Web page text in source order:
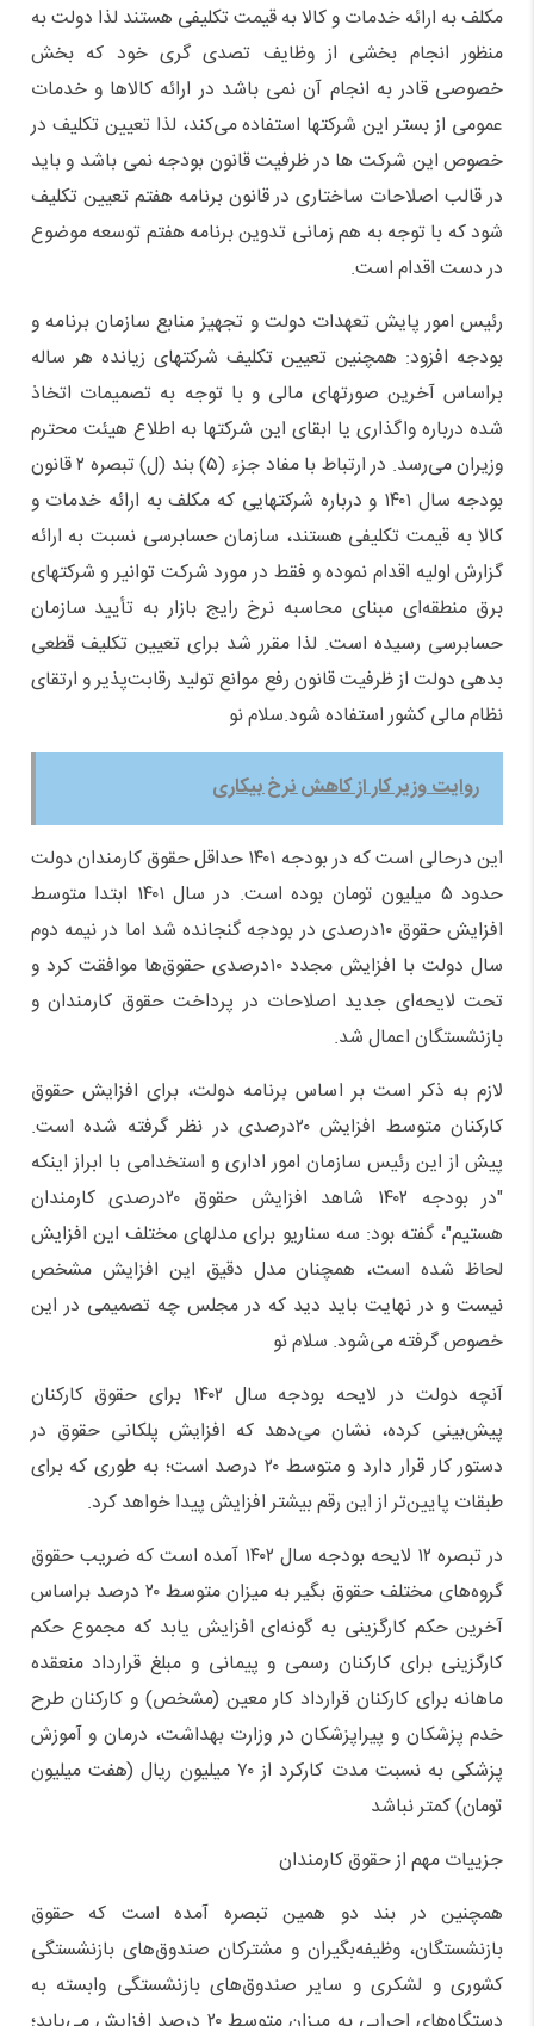
مکلف به ارائه خدمات و کالا به قیمت تکلیفی هستند لذا دولت به
منظور انجام بخشی از وظایف تصدی گری خود که بخش
خصوصی قادر به انجام آن نمی باشد در ارائه کالاها و خدمات
عمومی از بستر این شرکتها استفاده می‌کند، لذا تعیین تکلیف در
خصوص این شرکت ها در ظرفیت قانون بودجه نمی باشد و باید
در قالب اصلاحات ساختاری در قانون برنامه هفتم تعیین تکلیف
شود که با توجه به هم زمانی تدوین برنامه هفتم توسعه موضوع
در دست اقدام است.
رئیس امور پایش تعهدات دولت و تجهیز منابع سازمان برنامه و
بودجه افزود: همچنین تعیین تکلیف شرکتهای زیانده هر ساله
براساس آخرین صورتهای مالی و با توجه به تصمیمات اتخاذ
شده درباره واگذاری یا ابقای این شرکتها به اطلاع هیئت محترم
وزیران می‌رسد. در ارتباط با مفاد جزء (۵) بند (ل) تبصره ۲ قانون
بودجه سال ۱۴۰۱ و درباره شرکتهایی که مکلف به ارائه خدمات و
کالا به قیمت تکلیفی هستند، سازمان حسابرسی نسبت به ارائه
گزارش اولیه اقدام نموده و فقط در مورد شرکت توانیر و شرکتهای
برق منطقه‌ای مبنای محاسبه نرخ رایج بازار به تأیید سازمان
حسابرسی رسیده است. لذا مقرر شد برای تعیین تکلیف قطعی
بدهی دولت از ظرفیت قانون رفع موانع تولید رقابت‌پذیر و ارتقای
نظام مالی کشور استفاده شود.سلام نو
روایت وزیر کار از کاهش نرخ بیکاری
این درحالی است که در بودجه ۱۴۰۱ حداقل حقوق کارمندان دولت
حدود ۵ میلیون تومان بوده است. در سال ۱۴۰۱ ابتدا متوسط
افزایش حقوق ۱۰درصدی در بودجه گنجانده شد اما در نیمه دوم
سال دولت با افزایش مجدد ۱۰درصدی حقوق‌ها موافقت کرد و
تحت لایحه‌ای جدید اصلاحات در پرداخت حقوق کارمندان و
بازنشستگان اعمال شد.
لازم به ذکر است بر اساس برنامه دولت، برای افزایش حقوق
کارکنان متوسط افزایش ۲۰درصدی در نظر گرفته شده است.
پیش از این رئیس سازمان امور اداری و استخدامی با ابراز اینکه
"در بودجه ۱۴۰۲ شاهد افزایش حقوق ۲۰درصدی کارمندان
هستیم"، گفته بود: سه سناریو برای مدلهای مختلف این افزایش
لحاظ شده است، همچنان مدل دقیق این افزایش مشخص
نیست و در نهایت باید دید که در مجلس چه تصمیمی در این
خصوص گرفته می‌شود. سلام نو
آنچه دولت در لایحه بودجه سال ۱۴۰۲ برای حقوق کارکنان
پیش‌بینی کرده، نشان می‌دهد که افزایش پلکانی حقوق در
دستور کار قرار دارد و متوسط ۲۰ درصد است؛ به طوری که برای
طبقات پایین‌تر از این رقم بیشتر افزایش پیدا خواهد کرد.
در تبصره ۱۲ لایحه بودجه سال ۱۴۰۲ آمده است که ضریب حقوق
گروه‌های مختلف حقوق بگیر به میزان متوسط ۲۰ درصد براساس
آخرین حکم کارگزینی به گونه‌ای افزایش یابد که مجموع حکم
کارگزینی برای کارکنان رسمی و پیمانی و مبلغ قرارداد منعقده
ماهانه برای کارکنان قرارداد کار معین (مشخص) و کارکنان طرح
خدم پزشکان و پیراپزشکان در وزارت بهداشت، درمان و آموزش
پزشکی به نسبت مدت کارکرد از ۷۰ میلیون ریال (هفت میلیون
تومان) کمتر نباشد
جزییات مهم از حقوق کارمندان
همچنین در بند دو همین تبصره آمده است که حقوق
بازنشستگان، وظیفه‌بگیران و مشترکان صندوق‌های بازنشستگی
کشوری و لشکری و سایر صندوق‌های بازنشستگی وابسته به